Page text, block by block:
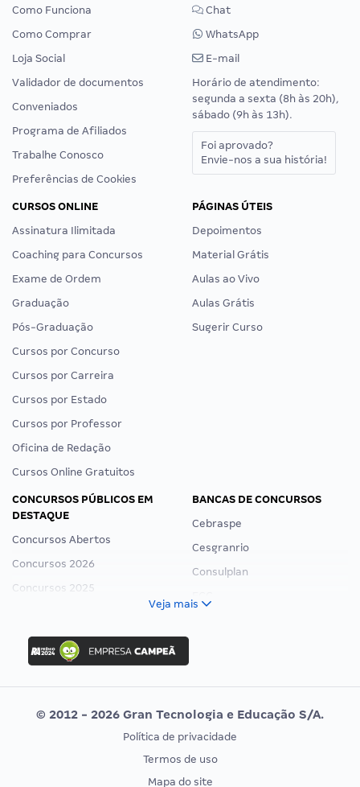
Como Funciona
Como Comprar
Loja Social
Validador de documentos
Conveniados
Programa de Afiliados
Trabalhe Conosco
Preferências de Cookies
Chat
WhatsApp
E-mail
Horário de atendimento:
segunda a sexta (8h às 20h),
sábado (9h às 13h).
Foi aprovado?
Envie-nos a sua história!
CURSOS ONLINE
Assinatura Ilimitada
Coaching para Concursos
Exame de Ordem
Graduação
Pós-Graduação
Cursos por Concurso
Cursos por Carreira
Cursos por Estado
Cursos por Professor
Oficina de Redação
Cursos Online Gratuitos
PÁGINAS ÚTEIS
Depoimentos
Material Grátis
Aulas ao Vivo
Aulas Grátis
Sugerir Curso
CONCURSOS PÚBLICOS EM
DESTAQUE
Concursos Abertos
Concursos 2026
Concursos 2025
Concurso Ibama
Concurso MPU
Editais publicados
BANCAS DE CONCURSOS
Cebraspe
Cesgranrio
Consulplan
Vunesp
CONCURSOS POR PROFISSÃO
EXAME DE ORDEM
Veja mais
© 2012 - 2026 Gran Tecnologia e Educação S/A.
Política de privacidade
Termos de uso
Mapa do site